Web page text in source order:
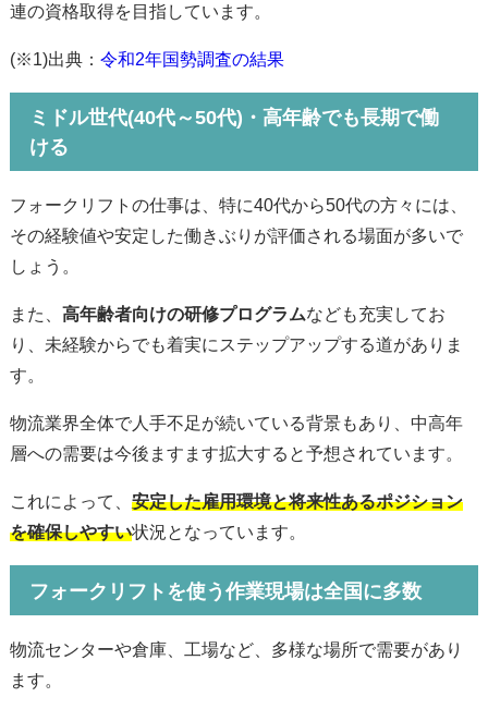
連の資格取得を目指しています。
(※1)出典： 令和2年国勢調査の結果
ミドル世代(40代～50代)・高年齢でも長期で働
ける
フォークリフトの仕事は、特に40代から50代の方々には、
その経験値や安定した働きぶりが評価される場面が多いで
しょう。
また、 高年齢者向けの研修プログラムなども充実してお
り、未経験からでも着実にステップアップする道がありま
す。
物流業界全体で人手不足が続いている背景もあり、中高年
層への需要は今後ますます拡大すると予想されています。
これによって、 安定した雇用環境と将来性あるポジション
を確保しやすい状況となっています。
フォークリフトを使う作業現場は全国に多数
物流センターや倉庫、工場など、多様な場所で需要があり
ます。